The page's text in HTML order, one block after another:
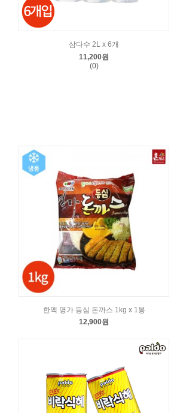
삼다수 2L x 6개
11,200원
(0)
한맥 명가 등심 돈까스 1kg x 1봉
12,900원